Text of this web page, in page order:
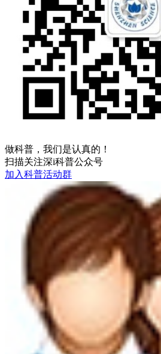
做科普，我们是认真的！
扫描关注深i科普公众号
加入科普活动群